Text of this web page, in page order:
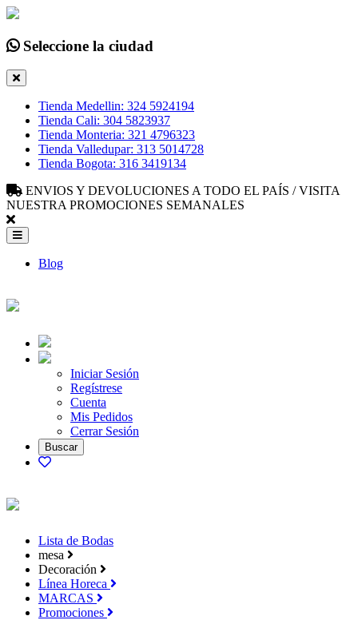
Seleccione la ciudad
Tienda Medellin: 324 5924194
Tienda Cali: 304 5823937
Tienda Monteria: 321 4796323
Tienda Valledupar: 313 5014728
Tienda Bogota: 316 3419134
ENVIOS Y DEVOLUCIONES A TODO EL PAÍS / VISITA
NUESTRA PROMOCIONES SEMANALES
Blog
Iniciar Sesión
Regístrese
Cuenta
Mis Pedidos
Cerrar Sesión
Lista de Bodas
mesa
Decoración
Línea Horeca
MARCAS
Promociones